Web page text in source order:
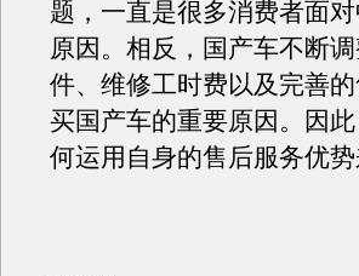
题，一直是很多消费者面
原因。相反，国产车不断
件、维修工时费以及完善
买国产车的重要原因。因
何运用自身的售后服务优